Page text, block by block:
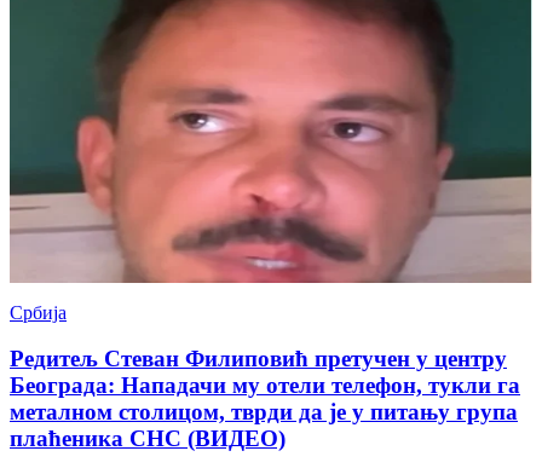
Србија
Редитељ Стеван Филиповић претучен у центру
Београда: Нападачи му отели телефон, тукли га
металном столицом, тврди да је у питању група
плаћеника СНС (ВИДЕО)